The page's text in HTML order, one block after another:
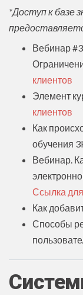
*Доступ к базе
Вебинар
клиентов
Элемент
клиентов
Как
обучения
Вебинар.
Ссылка
Как
Способы